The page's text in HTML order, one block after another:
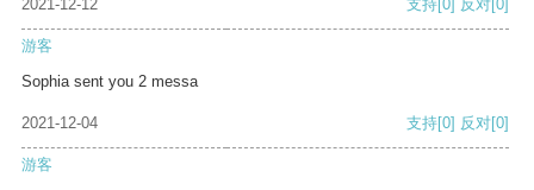
2021-12-12 支持[0] 反对[0]
游客
Sophia sent you 2 messa
2021-12-04 支持[0] 反对[0]
游客